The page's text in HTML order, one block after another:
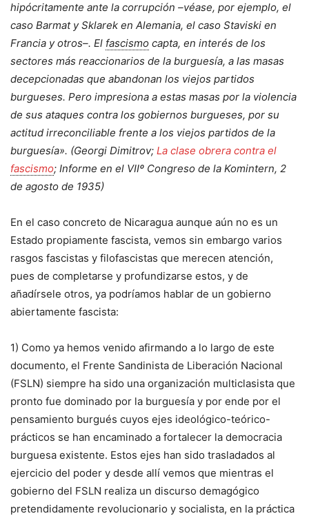
hipócritamente ante la corrupción –véase, por ejemplo, el
caso Barmat y Sklarek en Alemania, el caso Staviski en
Francia y otros–. El fascismo capta, en interés de los
sectores más reaccionarios de la burguesía, a las masas
decepcionadas que abandonan los viejos partidos
burgueses. Pero impresiona a estas masas por la violencia
de sus ataques contra los gobiernos burgueses, por su
actitud irreconciliable frente a los viejos partidos de la
burguesía». (Georgi Dimitrov; La clase obrera contra el
fascismo; Informe en el VIIº Congreso de la Komintern, 2
de agosto de 1935)
En el caso concreto de Nicaragua aunque aún no es un
Estado propiamente fascista, vemos sin embargo varios
rasgos fascistas y filofascistas que merecen atención,
pues de completarse y profundizarse estos, y de
añadírsele otros, ya podríamos hablar de un gobierno
abiertamente fascista:
1) Como ya hemos venido afirmando a lo largo de este
documento, el Frente Sandinista de Liberación Nacional
(FSLN) siempre ha sido una organización multiclasista que
pronto fue dominado por la burguesía y por ende por el
pensamiento burgués cuyos ejes ideológico-teórico-
prácticos se han encaminado a fortalecer la democracia
burguesa existente. Estos ejes han sido trasladados al
ejercicio del poder y desde allí vemos que mientras el
gobierno del FSLN realiza un discurso demagógico
pretendidamente revolucionario y socialista, en la práctica